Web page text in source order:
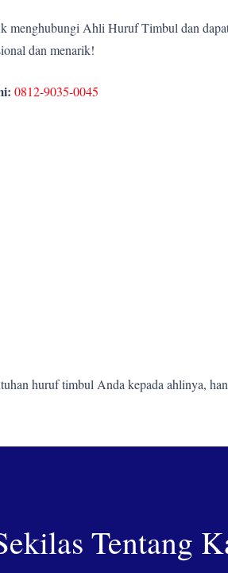
menghubungi Ahli Huruf Timbul dan
dan menarik!
0812-9035-0045
huruf timbul Anda kepada ahlinya,
Tentang